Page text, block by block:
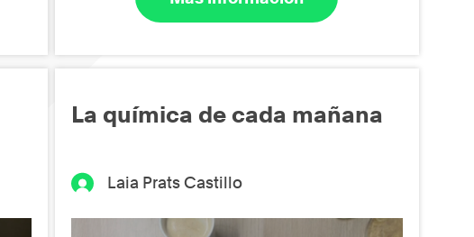
La química de cada mañana
Laia Prats Castillo